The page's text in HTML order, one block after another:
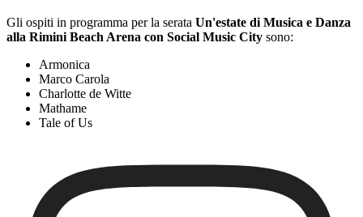
Gli ospiti in programma per la serata Un'estate di Musica e Danza
alla Rimini Beach Arena con Social Music City sono:
Armonica
Marco Carola
Charlotte de Witte
Mathame
Tale of Us